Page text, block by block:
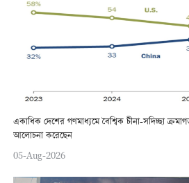
একাধিক দেশের গণমাধ্যমে বৈশ্বিক চীনা-সদিচ্ছা
আলোচনা করেছেন
05-Aug-2026